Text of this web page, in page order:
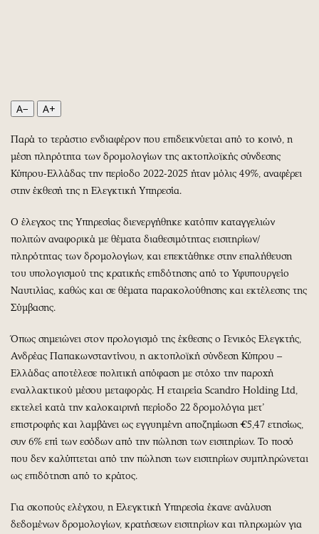
Σινεμά
Μουσική
Εικαστικά
Βιβλίο
Προσφορές
Προσωπικότητες στην ''Κ''
A− A+
Παρά το τεράστιο ενδιαφέρον που επιδεικνύεται από το κοινό, η
μέση πληρότητα των δρομολογίων της ακτοπλοϊκής σύνδεσης
Κύπρου-Ελλάδας την περίοδο 2022-2025 ήταν μόλις 49%, αναφέρει
στην έκθεσή της η Ελεγκτική Υπηρεσία.
Ο έλεγχος της Υπηρεσίας διενεργήθηκε κατόπιν καταγγελιών
πολιτών αναφορικά με θέματα διαθεσιμότητας εισιτηρίων/
πληρότητας των δρομολογίων, και επεκτάθηκε στην επαλήθευση
του υπολογισμού της κρατικής επιδότησης από το Υφυπουργείο
Ναυτιλίας, καθώς και σε θέματα παρακολούθησης και εκτέλεσης της
Σύμβασης.
Όπως σημειώνει στον προλογισμό της έκθεσης ο Γενικός Ελεγκτής,
Ανδρέας Παπακωνσταντίνου, η ακτοπλοϊκή σύνδεση Κύπρου –
Ελλάδας αποτέλεσε πολιτική απόφαση με στόχο την παροχή
εναλλακτικού μέσου μεταφοράς. Η εταιρεία Scandro Holding Ltd,
εκτελεί κατά την καλοκαιρινή περίοδο 22 δρομολόγια μετ’
επιστροφής και λαμβάνει ως εγγυημένη αποζημίωση €5,47 ετησίως,
συν 6% επί των εσόδων από την πώληση των εισιτηρίων. Το ποσό
που δεν καλύπτεται από την πώληση των εισιτηρίων συμπληρώνεται
ως επιδότηση από το κράτος.
Για σκοπούς ελέγχου, η Ελεγκτική Υπηρεσία έκανε ανάλυση
δεδομένων δρομολογίων, κρατήσεων εισιτηρίων και πληρωμών για